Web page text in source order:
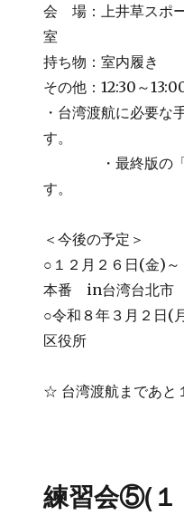
会 場：上井草スポ
室
持ち物：室内履き
その他：12:30～
・台湾渡航に必要な
す。
・最終版の「旅
す。
＜今後の予定＞
○１２月２６日(金)
本番 in台湾台北市
○令和８年３月２日(
区役所
☆ 台湾渡航まであと
練習会⑤(１